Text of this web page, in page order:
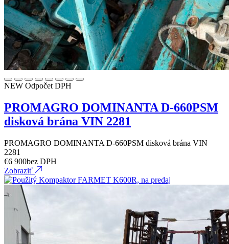
NEW Odpočet DPH
PROMAGRO DOMINANTA D-660PSM
disková brána VIN 2281
PROMAGRO DOMINANTA D-660PSM disková brána VIN
2281
€6 900bez DPH
Zobraziť